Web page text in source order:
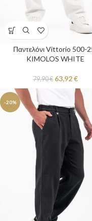
Παντελόνι Vittorio 500-
KIMOLOS WHITE
79,90€ 63,92€
-20%